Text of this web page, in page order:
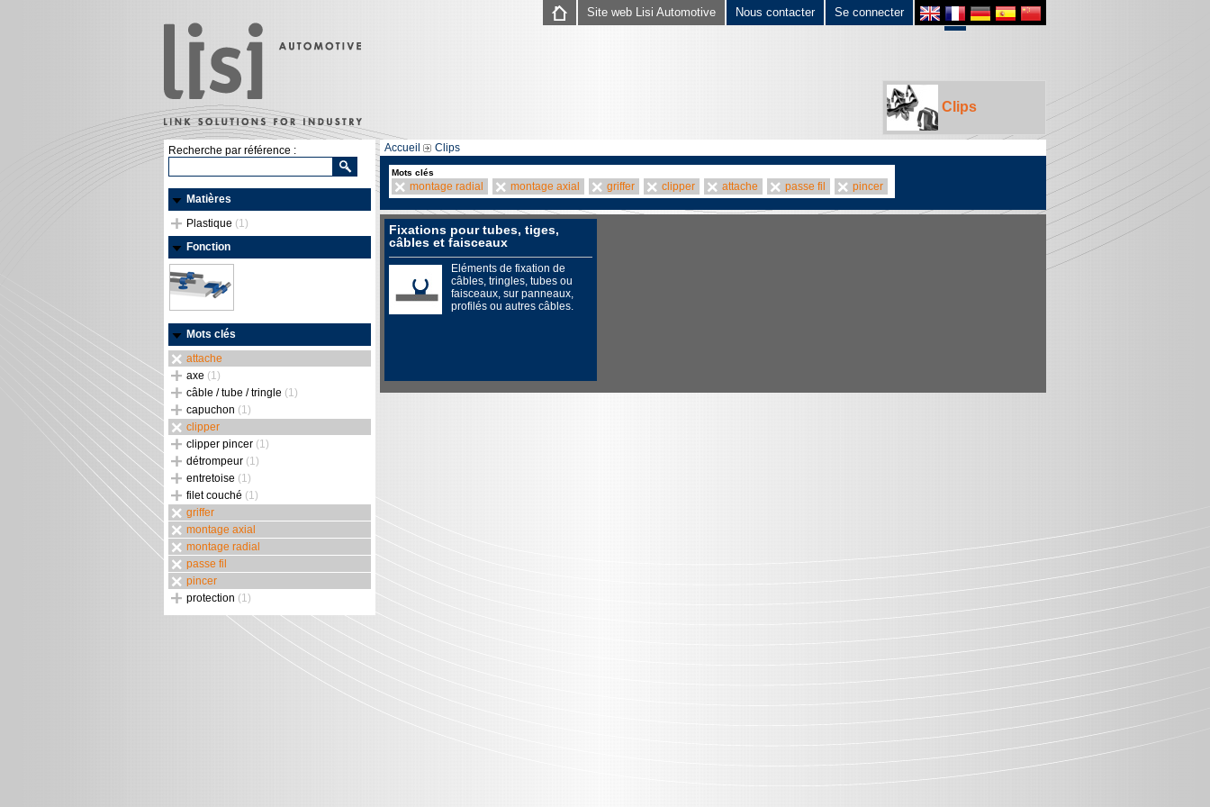
Se connecter
Nous contacter
Site web Lisi Automotive
Clips
Recherche par référence :
Matières
Plastique (1)
Fonction
Mots clés
attache
axe (1)
câble / tube / tringle (1)
capuchon (1)
clipper
clipper pincer (1)
détrompeur (1)
entretoise (1)
filet couché (1)
griffer
montage axial
montage radial
passe fil
pincer
protection (1)
Accueil Clips
Mots clés
montage radial montage axial griffer clipper attache passe fil pincer
Fixations pour tubes, tiges,
câbles et faisceaux
Eléments de fixation de
câbles, tringles, tubes ou
faisceaux, sur panneaux,
profilés ou autres câbles.